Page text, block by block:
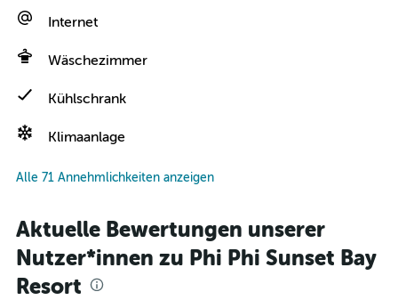
Internet
Wäschezimmer
Kühlschrank
Klimaanlage
Alle 71 Annehmlichkeiten anzeigen
Aktuelle Bewertungen unserer
Nutzer*innen zu Phi Phi Sunset Bay
Resort